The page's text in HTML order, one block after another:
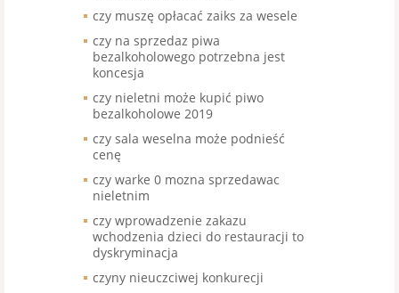
czy muszę opłacać zaiks za wesele
czy na sprzedaz piwa
bezalkoholowego potrzebna jest
koncesja
czy nieletni może kupić piwo
bezalkoholowe 2019
czy sala weselna może podnieść
cenę
czy warke 0 mozna sprzedawac
nieletnim
czy wprowadzenie zakazu
wchodzenia dzieci do restauracji to
dyskryminacja
czyny nieuczciwej konkurecji